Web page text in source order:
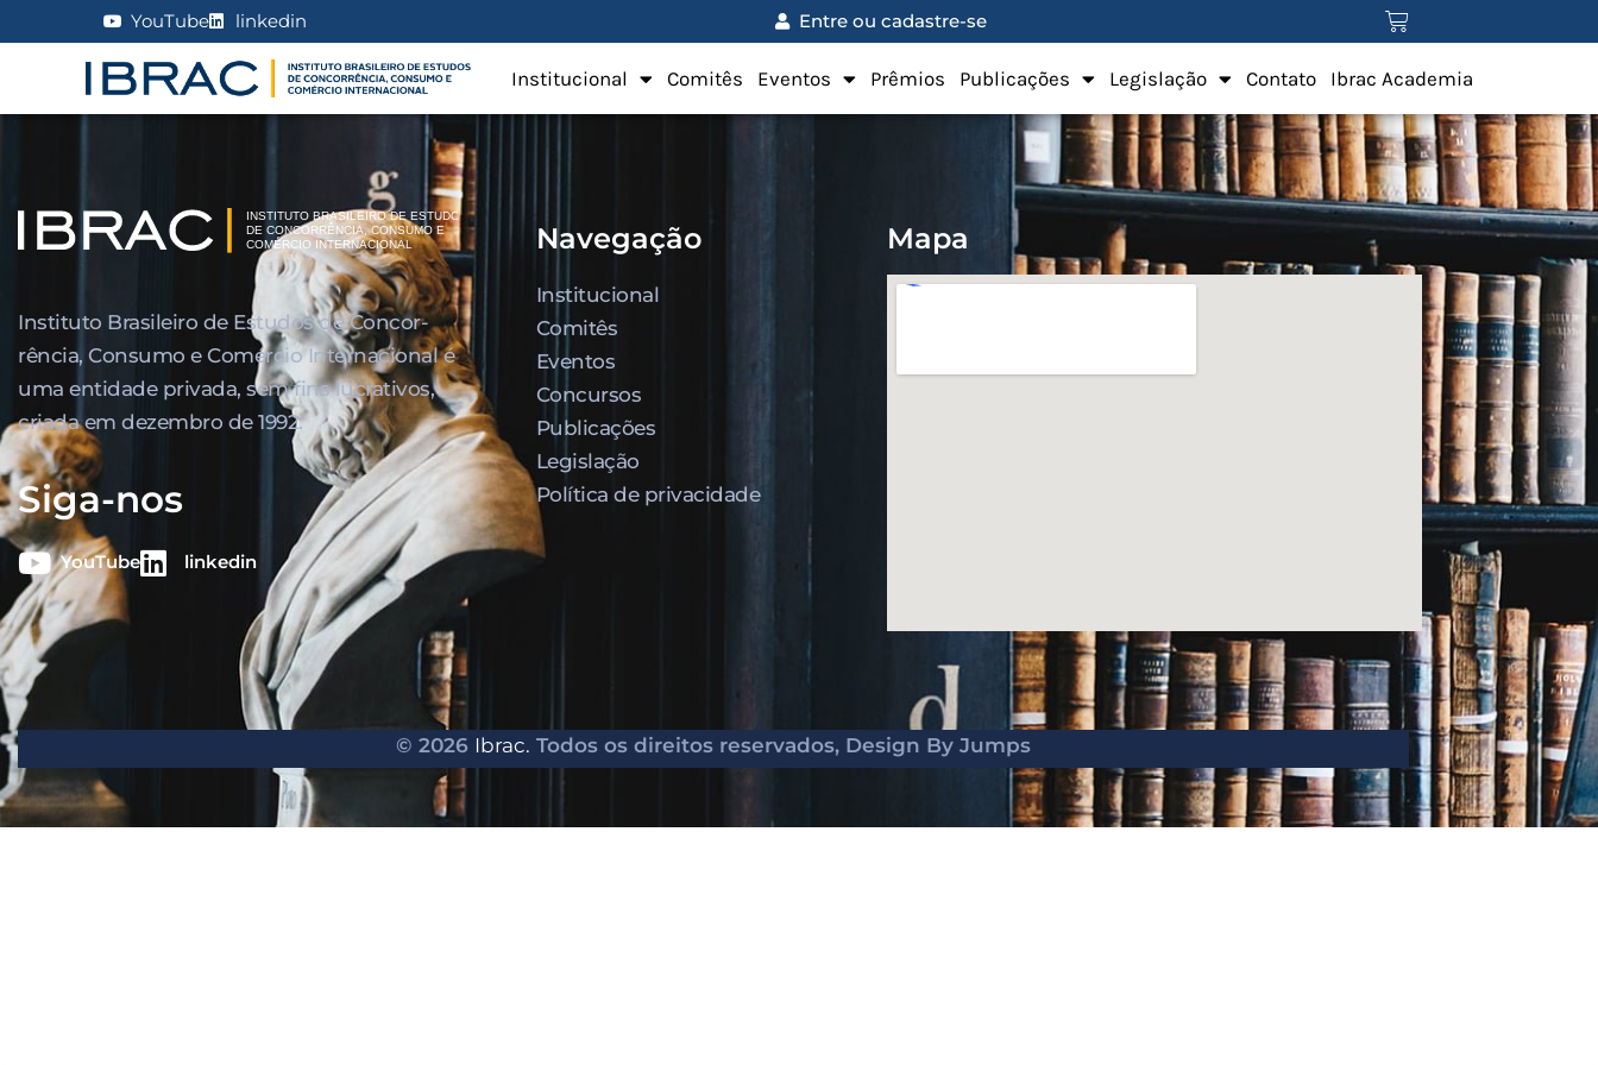
YouTube linkedin Entre ou cadastre-se
Institucional Comitês Eventos Prêmios Publicações Legislação Contato Ibrac Academia
Instituto Brasileiro de Estudos de Concor­
rência, Consumo e Comércio Internacional é
uma entidade privada, sem fins lucrativos,
criada em dezembro de 1992.
Siga-nos
YouTube linkedin
Navegação
Institucional
Comitês
Eventos
Concursos
Publicações
Legislação
Política de privacidade
Mapa
© 2026 Ibrac. Todos os direitos reservados, Design By Jumps